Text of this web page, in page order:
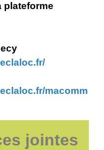
plateforme
macomm
jointes